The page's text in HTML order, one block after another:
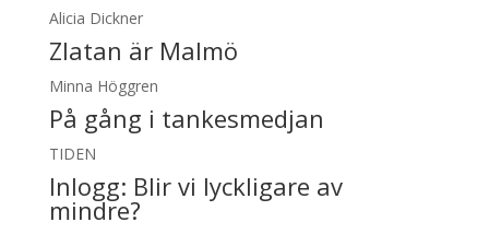
Alicia Dickner
Zlatan är Malmö
Minna Höggren
På gång i tankesmedjan
TIDEN
Inlogg: Blir vi lyckligare av
mindre?